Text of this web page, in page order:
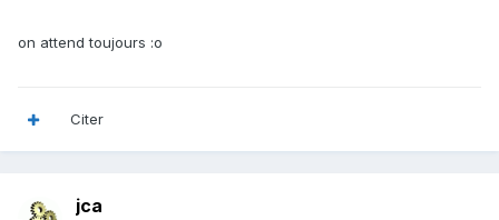
on attend toujours :o
Citer
jca